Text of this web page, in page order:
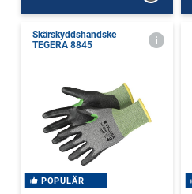
Skärskyddshandske
TEGERA 8845
POPULÄR